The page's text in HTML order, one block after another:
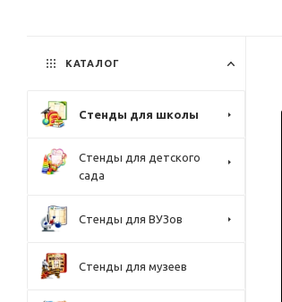
КАТАЛОГ
Стенды для школы
Стенды для детского
сада
Стенды для ВУЗов
Стенды для музеев